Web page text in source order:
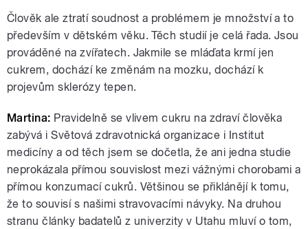
Člověk ale ztratí soudnost a problémem je množství a to
především v dětském věku. Těch studií je celá řada. Jsou
prováděné na zvířatech. Jakmile se mláďata krmí jen
cukrem, dochází ke změnám na mozku, dochází k
projevům sklerózy tepen.
Martina: Pravidelně se vlivem cukru na zdraví člověka
zabývá i Světová zdravotnická organizace i Institut
medicíny a od těch jsem se dočetla, že ani jedna studie
neprokázala přímou souvislost mezi vážnými chorobami a
přímou konzumací cukrů. Většinou se přiklánějí k tomu,
že to souvisí s našimi stravovacími návyky. Na druhou
stranu články badatelů z univerzity v Utahu mluví o tom,